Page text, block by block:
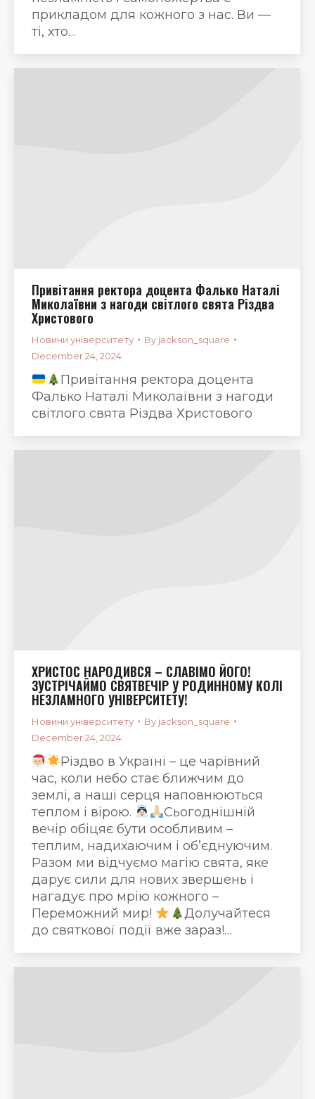
прикладом для кожного з нас. Ви —
ті, хто…
Привітання ректора доцента Фалько Наталі
Миколаївни з нагоди світлого свята Різдва
Христового
Новини університету By jackson_square
December 24, 2024
Привітання ректора доцента
Фалько Наталі Миколаївни з нагоди
світлого свята Різдва Христового
ХРИСТОС НАРОДИВСЯ – СЛАВІМО ЙОГО!
ЗУСТРІЧАЙМО СВЯТВЕЧІР У РОДИННОМУ КОЛІ
НЕЗЛАМНОГО УНІВЕРСИТЕТУ!
Новини університету By jackson_square
December 24, 2024
Різдво в Україні – це чарівний
час, коли небо стає ближчим до
землі, а наші серця наповнюються
теплом і вірою.
Сьогоднішній
вечір обіцяє бути особливим –
теплим, надихаючим і об’єднуючим.
Разом ми відчуємо магію свята, яке
дарує сили для нових звершень і
нагадує про мрію кожного –
Переможний мир!
Долучайтеся
до святкової події вже зараз!…